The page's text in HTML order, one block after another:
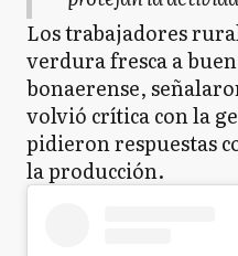
Los trabajadores
verdura fresca a
bonaerense,
volvió crítica con la
pidieron respuestas
la producción.